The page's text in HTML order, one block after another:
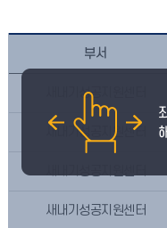
부서
새내기성공지원센터
새내기성공지원센터
새내기성공지원센터